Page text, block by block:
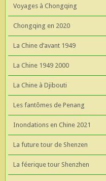
Voyages à Chongqing
Chongqing en 2020
La Chine d’avant 1949
La Chine 1949 2000
La Chine à Djibouti
Les fantômes de Penang
Inondations en Chine 2021
La future tour de Shenzen
La féerique tour Shenzhen